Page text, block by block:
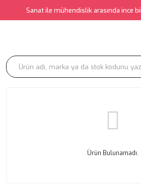
Sanat ile mühendislik arasında ince
Ürün Bulunamadı.